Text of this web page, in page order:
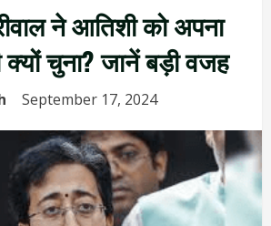
ने आतिशी को अपना
क्यों चुना? जानें बड़ी वजह
September 17, 2024